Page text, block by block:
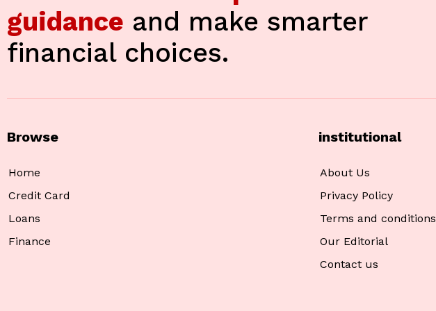
guidance and make smarter
financial choices.
Browse
Home
Credit Card
Loans
Finance
institutional
About Us
Privacy Policy
Terms and conditions
Our Editorial
Contact us